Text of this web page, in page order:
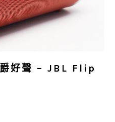
好聲 – JBL Flip